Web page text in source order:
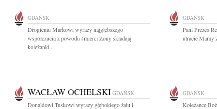
GDAŃSK
Drogiemu Markowi wyrazy najgłębszego
współczucia z powodu śmierci Żony składają
koleżanki...
GDAŃSK
Pani Prezes
utracie Mamy
WACŁAW OCHELSKI GDAŃSK
Donaldowi Tuskowi wyrazy głębokiego żalu i
GDAŃSK
Koleżance